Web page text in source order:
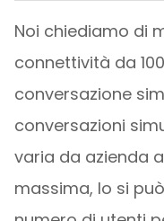
Noi chiediamo di
connettività da
conversazione
conversazioni
varia da azienda
massima, lo si